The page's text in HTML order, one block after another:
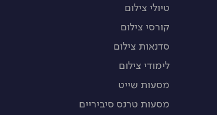
טיולי צילום
קורסי צילום
סדנאות צילום
לימודי צילום
מסעות שייט
מסעות טרנס סיביריים